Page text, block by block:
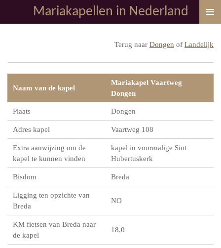
direct
Mariakapellen in Nederland
Terug naar Dongen of Landelijk
Naam van de kapel
Mariakapel Vaartweg
Dongen
Plaats Dongen
Adres kapel Vaartweg 108
Extra aanwijzing om de
kapel te kunnen vinden
kapel in voormalige Sint
Hubertuskerk
Bisdom Breda
Ligging ten opzichte van
Breda
NO
KM fietsen van Breda naar
de kapel
18,0